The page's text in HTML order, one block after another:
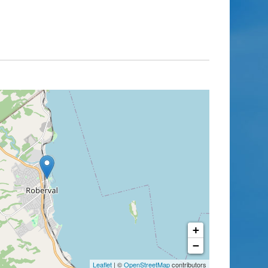
+
−
Leaflet | ©OpenStreetMapcontributors